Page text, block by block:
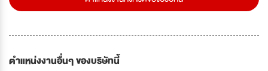
ตำแหน่งงานอื่นๆ ของบริษัทนี้